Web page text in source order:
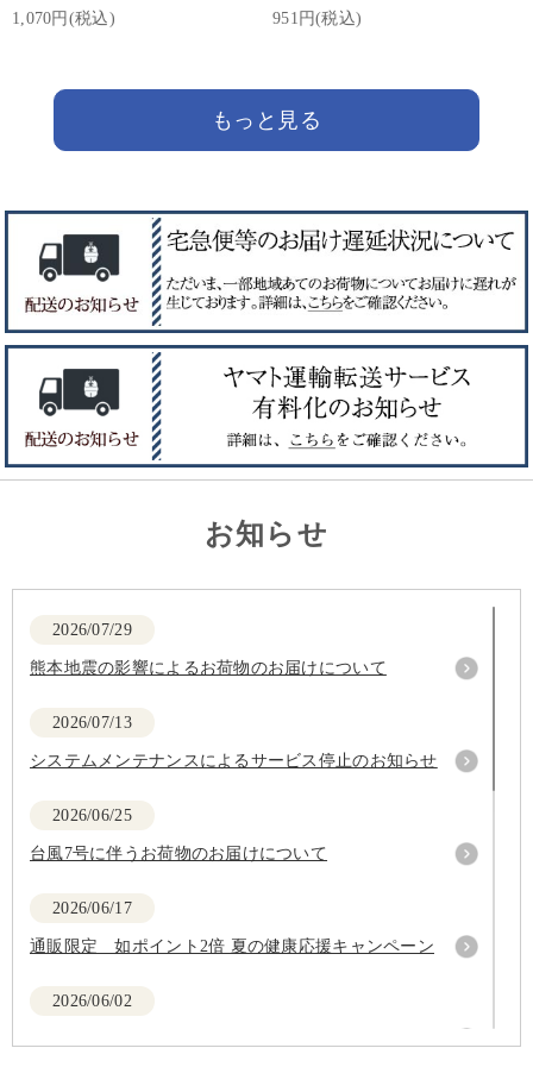
1,070円(税込)
951円(税込)
もっと見る
お知らせ
2026/07/29
熊本地震の影響によるお荷物のお届けについて
2026/07/13
システムメンテナンスによるサービス停止のお知らせ
2026/06/25
台風7号に伴うお荷物のお届けについて
2026/06/17
通販限定 如ポイント2倍 夏の健康応援キャンペーン
2026/06/02